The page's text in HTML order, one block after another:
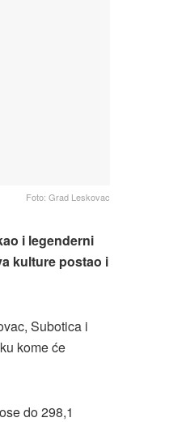
Foto: Grad Leskovac
i legenderni
kulture postao i
Subotica i
kome će
do 298,1